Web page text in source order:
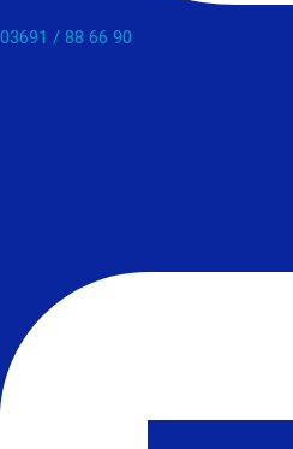
03691 / 88 66 90​